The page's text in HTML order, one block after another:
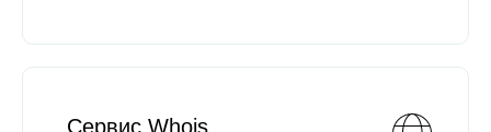
Сервис Whois